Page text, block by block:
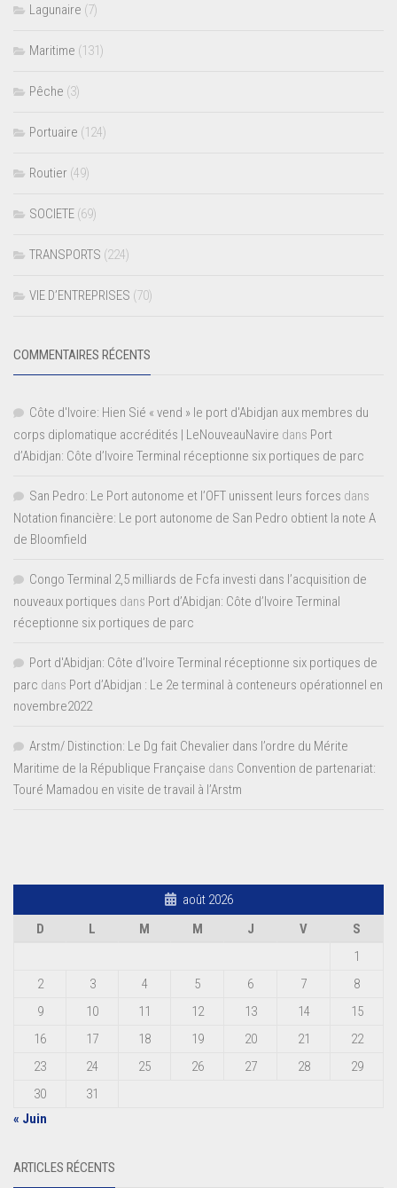
Lagunaire (7)
Maritime (131)
Pêche (3)
Portuaire (124)
Routier (49)
SOCIETE (69)
TRANSPORTS (224)
VIE D’ENTREPRISES (70)
COMMENTAIRES RÉCENTS
Côte d'Ivoire: Hien Sié « vend » le port d'Abidjan aux membres du
corps diplomatique accrédités | LeNouveauNavire dans Port
d’Abidjan: Côte d’Ivoire Terminal réceptionne six portiques de parc
San Pedro: Le Port autonome et l’OFT unissent leurs forces dans
Notation financière: Le port autonome de San Pedro obtient la note A
de Bloomfield
Congo Terminal 2,5 milliards de Fcfa investi dans l’acquisition de
nouveaux portiques dans Port d’Abidjan: Côte d’Ivoire Terminal
réceptionne six portiques de parc
Port d'Abidjan: Côte d’Ivoire Terminal réceptionne six portiques de
parc dans Port d’Abidjan : Le 2e terminal à conteneurs opérationnel en
novembre2022
Arstm/ Distinction: Le Dg fait Chevalier dans l’ordre du Mérite
Maritime de la République Française dans Convention de partenariat:
Touré Mamadou en visite de travail à l’Arstm
août 2026
D
L M M J V
S
1
2
3 4 5 6 7
8
9
10 11 12 13 14
15
16
17 18 19 20 21
22
23
24 25 26 27 28
29
30
31
« Juin
ARTICLES RÉCENTS